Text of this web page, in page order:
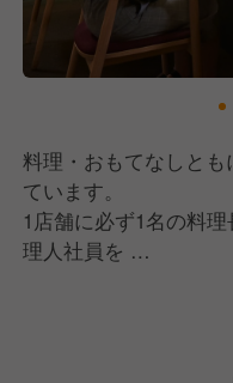
料理・おもてなしと
ています。
1店舗に必ず1名の料
理人社員を